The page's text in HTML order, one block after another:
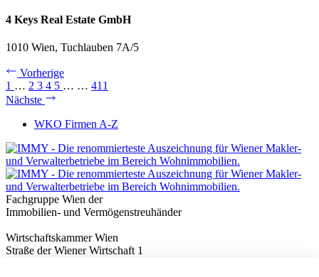
4 Keys Real Estate GmbH
1010 Wien, Tuchlauben 7A/5
Vorherige
1 … 2 3 4 5 … … 411
Nächste
WKO Firmen A-Z
Fachgruppe Wien der
Immobilien- und Vermögenstreuhänder
Wirtschaftskammer Wien
Straße der Wiener Wirtschaft 1